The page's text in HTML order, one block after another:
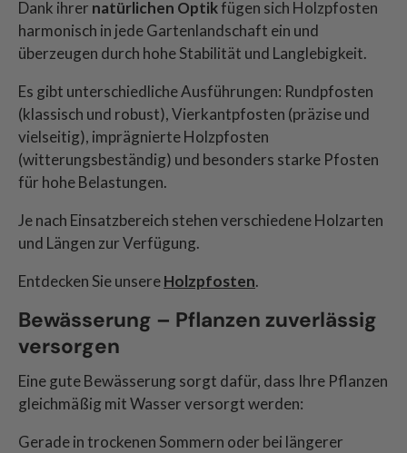
Dank ihrer natürlichen Optikfügen sich Holzpfosten
harmonisch in jede Gartenlandschaft ein und
überzeugen durch hohe Stabilität und Langlebigkeit.
Es gibt unterschiedliche Ausführungen: Rundpfosten
(klassisch und robust), Vierkantpfosten (präzise und
vielseitig), imprägnierte Holzpfosten
(witterungsbeständig) und besonders starke Pfosten
für hohe Belastungen.
Je nach Einsatzbereich stehen verschiedene Holzarten
und Längen zur Verfügung.
Entdecken Sie unsereHolzpfosten.
Bewässerung – Pflanzen zuverlässig
versorgen
Eine gute Bewässerung sorgt dafür, dass Ihre Pflanzen
gleichmäßig mit Wasser versorgt werden:
Gerade in trockenen Sommern oder bei längerer